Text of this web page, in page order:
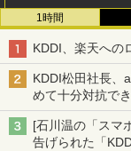
1時間
KDDI、楽天への
KDDI松田社長、
めて十分対抗でき
[石川温の「スマ
告げられた「